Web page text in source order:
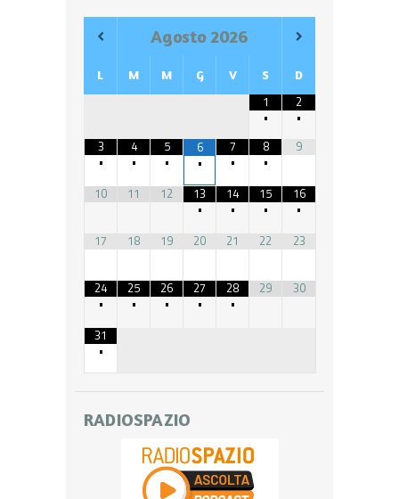
Agosto2026
L M M G V S D
1
•
2
•
3
•
4
•
5
•
6
•
7
•
8
•
9
10 11 12
13
•
14
•
15
•
16
•
17
18 19 20 21 22 23
24
•
25
•
26
•
27
•
28
•
29 30
31
•
RADIOSPAZIO